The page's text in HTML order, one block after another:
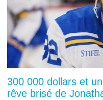
300 000 dollars et
rêve brisé de